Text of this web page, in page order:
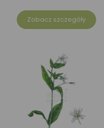
Zobacz szczegóły